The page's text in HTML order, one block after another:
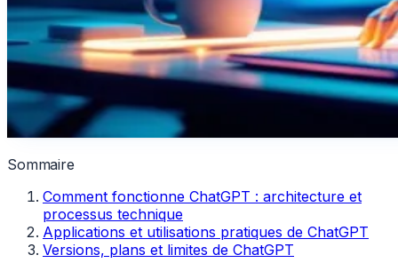
Sommaire
Comment fonctionne ChatGPT : architecture et
processus technique
Applications et utilisations pratiques de ChatGPT
Versions, plans et limites de ChatGPT